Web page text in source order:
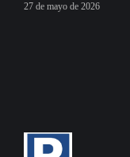
27 de mayo de 2026